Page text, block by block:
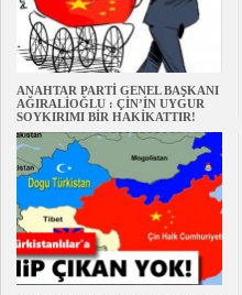
ANAHTAR PARTİ GENEL BAŞKANI
AĞIRALİOĞLU : ÇİN’İN UYGUR
SOYKIRIMI BİR HAKİKATTIR!